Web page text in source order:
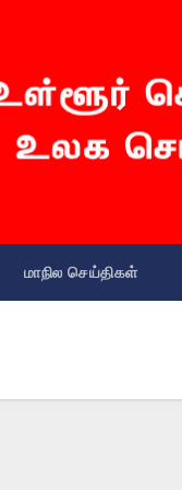
மாநில செய்திகள்